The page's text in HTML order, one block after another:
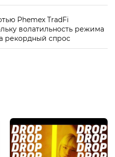
Phemex TradFi
волатильность режима
рекордный спрос